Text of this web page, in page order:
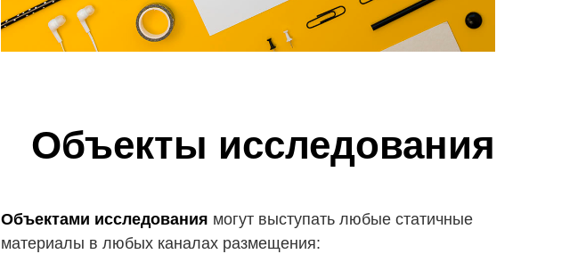
Объекты исследования
Объектами исследования могут выступать любые статичные
материалы в любых каналах размещения: